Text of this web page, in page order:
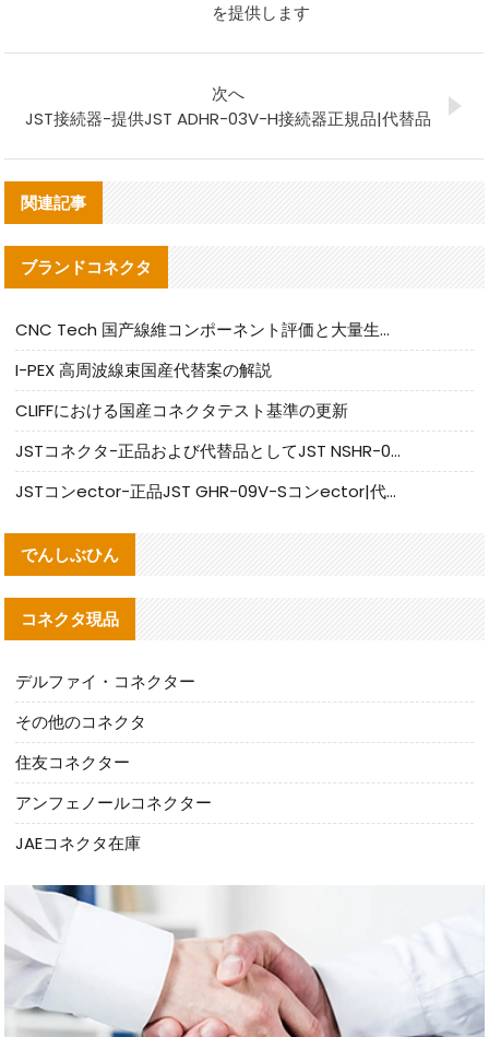
を提供します
次へ
JST接続器-提供JST ADHR-03V-H接続器正規品|代替品
関連記事
ブランドコネクタ
CNC Tech 国产線維コンポーネント評価と大量生産適合ガイド
I-PEX 高周波線束国産代替案の解説
CLIFFにおける国産コネクタテスト基準の更新
JSTコネクタ-正品および代替品としてJST NSHR-02V-Sコネクタを提供します
JSTコンector-正品JST GHR-09V-Sコンector|代替品提供
でんしぶひん
コネクタ現品
デルファイ・コネクター
その他のコネクタ
住友コネクター
アンフェノールコネクター
JAEコネクタ在庫